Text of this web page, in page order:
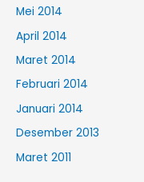
Mei 2014
April 2014
Maret 2014
Februari 2014
Januari 2014
Desember 2013
Maret 2011